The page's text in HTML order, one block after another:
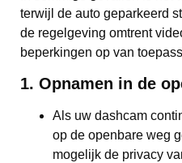
terwijl de auto geparkeerd
de regelgeving omtrent
beperkingen op van
1. Opnamen in de
Als uw dashcam
op de openbare weg
mogelijk de privacy